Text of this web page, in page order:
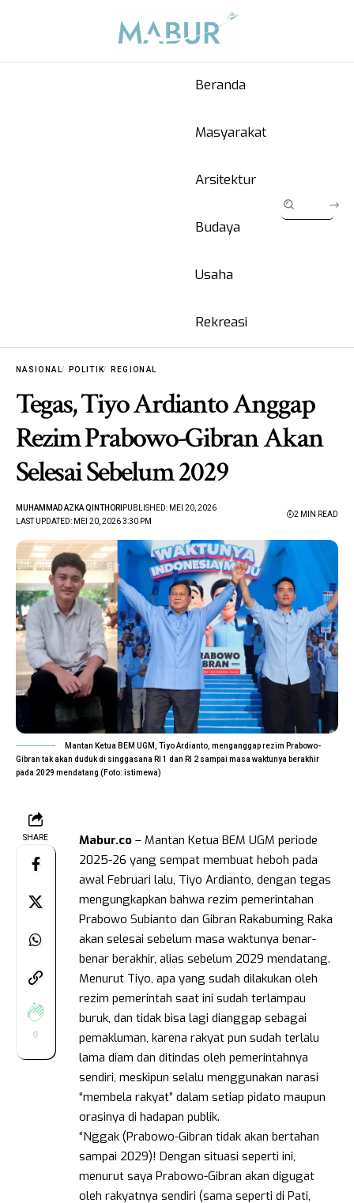
Beranda
Masyarakat
Arsitektur
Budaya
Usaha
Rekreasi
NASIONAL POLITIK REGIONAL
Tegas, Tiyo Ardianto Anggap
Rezim Prabowo-Gibran Akan
Selesai Sebelum 2029
LAST UPDATED: MEI 20, 2026 3:30 PM
MUHAMMAD AZKA QINTHORI PUBLISHED: MEI 20, 2026
2 MIN READ
Mantan Ketua BEM UGM, Tiyo Ardianto, menganggap rezim Prabowo-
Gibran tak akan duduk di singgasana RI 1 dan RI 2 sampai masa waktunya berakhir
pada 2029 mendatang (Foto: istimewa)
SHARE
0
Mabur.co – Mantan Ketua BEM UGM periode
2025-26 yang sempat membuat heboh pada
awal Februari lalu, Tiyo Ardianto, dengan tegas
mengungkapkan bahwa rezim pemerintahan
Prabowo Subianto dan Gibran Rakabuming Raka
akan selesai sebelum masa waktunya benar-
benar berakhir, alias sebelum 2029 mendatang.
Menurut Tiyo, apa yang sudah dilakukan oleh
rezim pemerintah saat ini sudah terlampau
buruk, dan tidak bisa lagi dianggap sebagai
pemakluman, karena rakyat pun sudah terlalu
lama diam dan ditindas oleh pemerintahnya
sendiri, meskipun selalu menggunakan narasi
“membela rakyat” dalam setiap pidato maupun
orasinya di hadapan publik.
“Nggak (Prabowo-Gibran tidak akan bertahan
sampai 2029)! Dengan situasi seperti ini,
menurut saya Prabowo-Gibran akan digugat
oleh rakyatnya sendiri (sama seperti di Pati,